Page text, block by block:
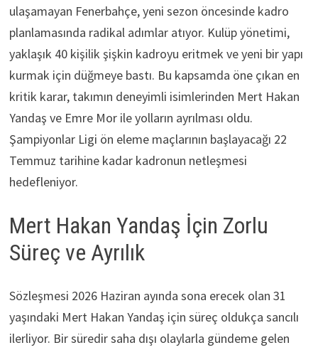
ulaşamayan Fenerbahçe, yeni sezon öncesinde kadro
planlamasında radikal adımlar atıyor. Kulüp yönetimi,
yaklaşık 40 kişilik şişkin kadroyu eritmek ve yeni bir yapı
kurmak için düğmeye bastı. Bu kapsamda öne çıkan en
kritik karar, takımın deneyimli isimlerinden Mert Hakan
Yandaş ve Emre Mor ile yolların ayrılması oldu.
Şampiyonlar Ligi ön eleme maçlarının başlayacağı 22
Temmuz tarihine kadar kadronun netleşmesi
hedefleniyor.
Mert Hakan Yandaş İçin Zorlu
Süreç ve Ayrılık
Sözleşmesi 2026 Haziran ayında sona erecek olan 31
yaşındaki Mert Hakan Yandaş için süreç oldukça sancılı
ilerliyor. Bir süredir saha dışı olaylarla gündeme gelen